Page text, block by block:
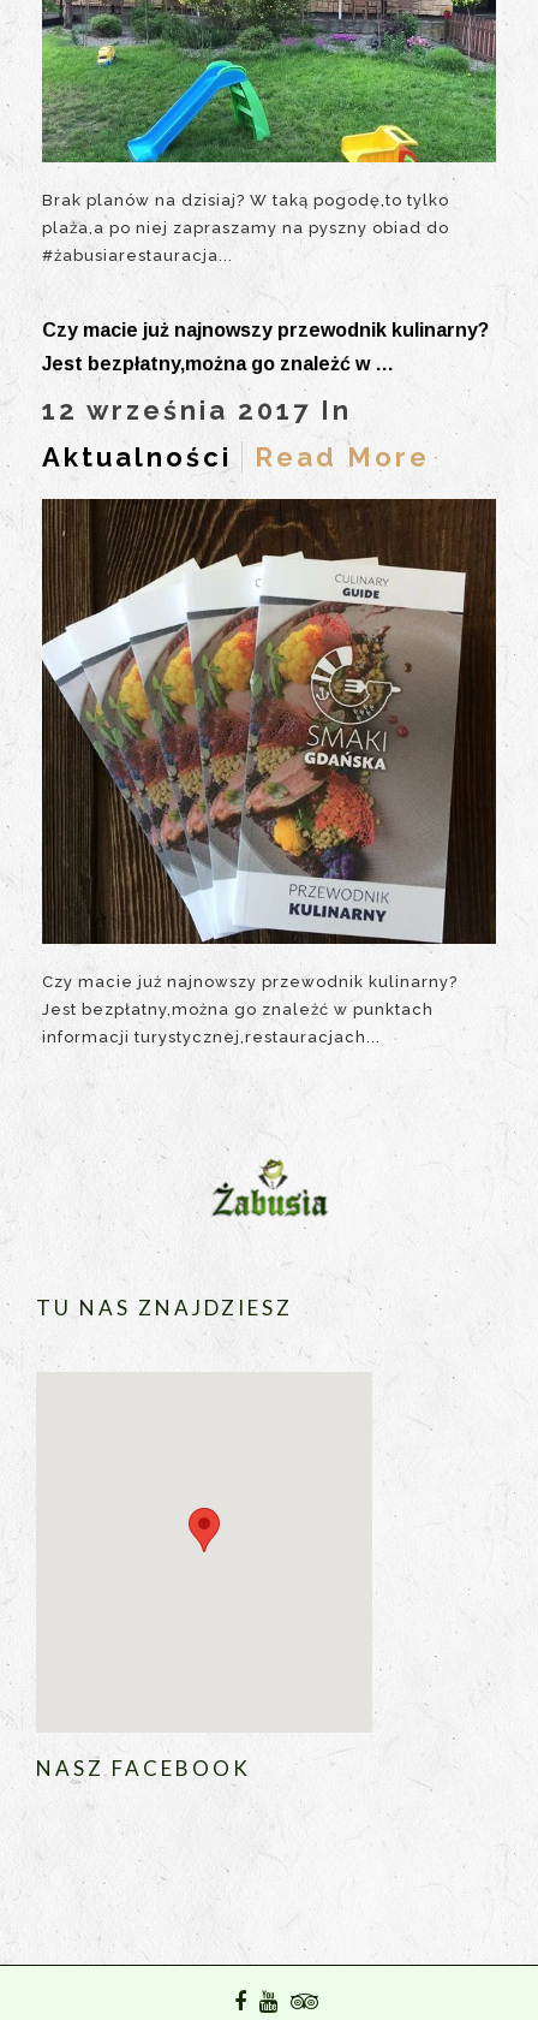
Brak planów na dzisiaj? W taką pogodę,to tylko
plaża,a po niej zapraszamy na pyszny obiad do
#żabusiarestauracja...
Czy macie już najnowszy przewodnik kulinarny?
Jest bezpłatny,można go znależć w …
12 września 2017 In
Aktualności
Read More
Czy macie już najnowszy przewodnik kulinarny?
Jest bezpłatny,można go znależć w punktach
informacji turystycznej,restauracjach...
TU NAS ZNAJDZIESZ
NASZ FACEBOOK